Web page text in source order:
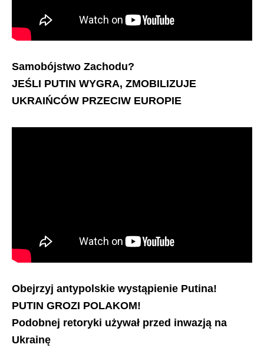
Samobójstwo Zachodu?
JEŚLI PUTIN WYGRA, ZMOBILIZUJE
UKRAIŃCÓW PRZECIW EUROPIE
Obejrzyj antypolskie wystąpienie Putina!
PUTIN GROZI POLAKOM!
Podobnej retoryki używał przed inwazją na
Ukrainę